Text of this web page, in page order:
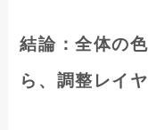
結論：全体の
ら、調整レイ